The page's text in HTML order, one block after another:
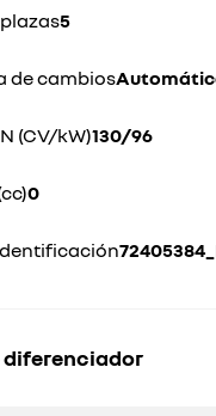
5
de cambios
(CV/kW) 130/96
0